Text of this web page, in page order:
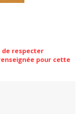
de respecter
pour cette